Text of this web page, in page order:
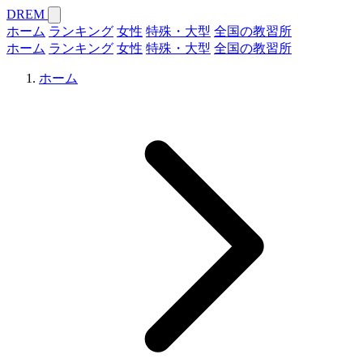
DREM
ホーム ランキング 女性 特殊・大型 全国の教習所
ホーム ランキング 女性 特殊・大型 全国の教習所
ホーム